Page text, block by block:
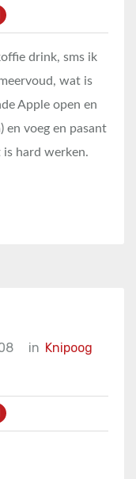
drink, sms ik
wat is
Apple open en
en voeg en pasant
hard werken.
in Knipoog